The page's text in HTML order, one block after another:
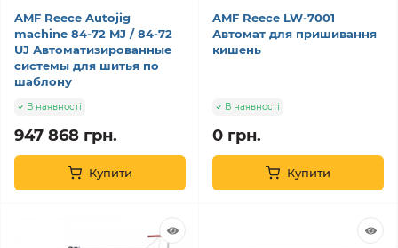
AMF Reece Autojig
machine 84-72 MJ / 84-72
UJ Автоматизированные
системы для шитья по
шаблону
В наявності
947 868 грн.
Купити
AMF Reece LW-7001
Автомат для пришивання
кишень
В наявності
0 грн.
Купити